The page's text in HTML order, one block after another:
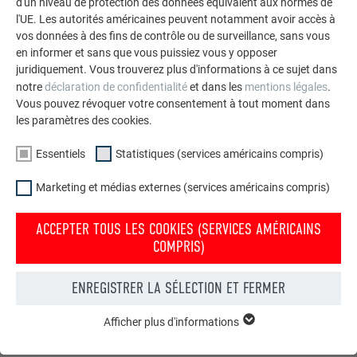
Commander gratuitement des prospectus PREFA
Toiture, façade, solaire, gouttières et protection contre les
crues – avec les produits PREFA en aluminium, votre maison
l'UE. Les autorités américaines peuvent notamment avoir accès à
vos données à des fins de contrôle ou de surveillance, sans vous
en informer et sans que vous puissiez vous y opposer
juridiquement. Vous trouverez plus d'informations à ce sujet dans
notredéclaration de confidentialitéet dans les mentions légales.
Vous pouvez révoquer votre consentement à tout moment dans
les paramètres des cookies.
Essentiels Statistiques (services américains compris)
Marketing et médias externes (services américains compris)
ACCEPTER TOUS LES COOKIES (SERVICES AMÉRICAINS
COMPRIS)
ENREGISTRER LA SÉLECTION ET FERMER
Afficher plus d'informations